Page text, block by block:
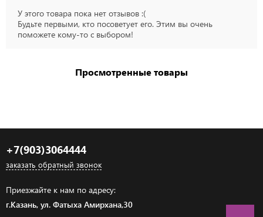
У этого товара пока нет отзывов :(
Будьте первыми, кто посоветует его. Этим вы очень
поможете кому-то с выбором!
Просмотренные товары
+7(903)3064444
заказать обратный звонок
Приезжайте к нам по адресу:
г.Казань, ул. Фатыха Амирхана,30